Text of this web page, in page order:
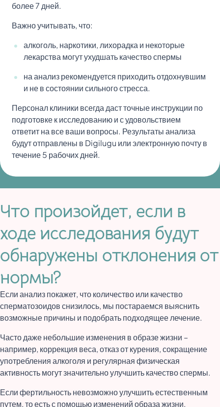
более 7 дней.
Важно учитывать, что:
алкоголь, наркотики, лихорадка и некоторые
лекарства могут ухудшать качество спермы
на анализ рекомендуется приходить отдохнувшим
и не в состоянии сильного стресса.
Персонал клиники всегда даст точные инструкции по
подготовке к исследованию и с удовольствием
ответит на все ваши вопросы. Результаты анализа
будут отправлены в Digilugu или электронную почту в
течение 5 рабочих дней.
Что произойдет, если в
ходе исследования будут
обнаружены отклонения от
нормы?
Если анализ покажет, что количество или качество
сперматозоидов снизилось, мы постараемся выяснить
возможные причины и подобрать подходящее лечение.
Часто даже небольшие изменения в образе жизни –
например, коррекция веса, отказ от курения, сокращение
употребления алкоголя и регулярная физическая
активность могут значительно улучшить качество спермы.
Если фертильность невозможно улучшить естественным
путем, то есть с помощью изменений образа жизни,